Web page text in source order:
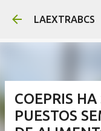
Ir
LAEXTRABCS
COEPRIS
PUESTOS